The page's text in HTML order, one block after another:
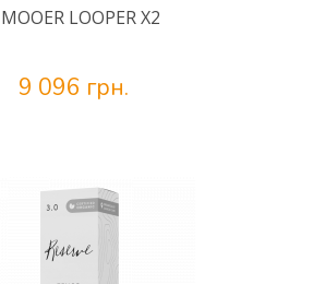
MOOER LOOPER X2
9 096 грн.